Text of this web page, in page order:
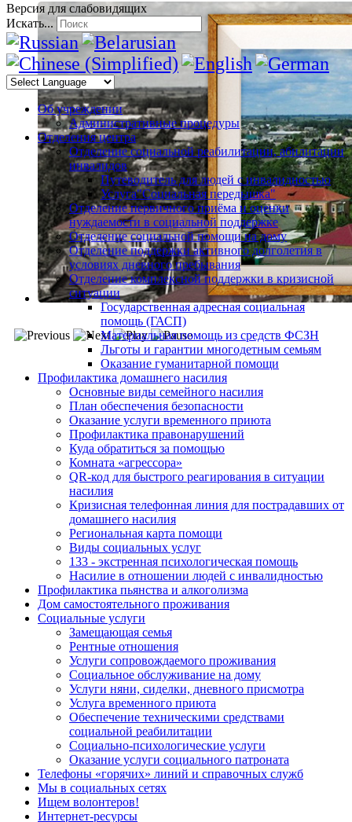
Версия для слабовидящих
Искать...
Об учреждении
Административные процедуры
Отделения центра
Отделение социальной реабилитации, абилитации
инвалидов
Путеводитель для людей с инвалидностью
Услуга"Социальная передышка"
Отделение первичного приёма и оценки
нуждаемости в социальной поддержке
Отделение социальной помощи на дому
Отделение поддержки активного долголетия в
условиях дневного пребывания
Отделение комплексной поддержки в кризисной
ситуации
Государственная адресная социальная
помощь (ГАСП)
Материальная помощь из средств ФСЗН
Льготы и гарантии многодетным семьям
Оказание гуманитарной помощи
Профилактика домашнего насилия
Основные виды семейного насилия
План обеспечения безопасности
Оказание услуги временного приюта
Профилактика правонарушений
Куда обратиться за помощью
Комната «агрессора»
QR-код для быстрого реагирования в ситуации
насилия
Кризисная телефонная линия для пострадавших от
домашнего насилия
Региональная карта помощи
Виды социальных услуг
133 - экстренная психологическая помощь
Насилие в отношении людей с инвалидностью
Профилактика пьянства и алкоголизма
Дом самостоятельного проживания
Социальные услуги
Замещающая семья
Рентные отношения
Услуги сопровождаемого проживания
Социальное обслуживание на дому
Услуги няни, сиделки, дневного присмотра
Услуга временного приюта
Обеспечение техническими средствами
социальной реабилитации
Социально-психологические услуги
Оказание услуги социального патроната
Телефоны «горячих» линий и справочных служб
Мы в социальных сетях
Ищем волонтеров!
Интернет-ресурсы